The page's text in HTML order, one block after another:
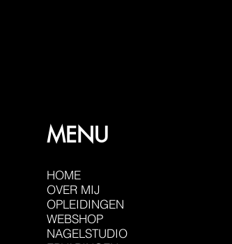
MENU
HOME
OVER MIJ
OPLEIDINGEN
WEBSHOP
NAGELSTUDIO